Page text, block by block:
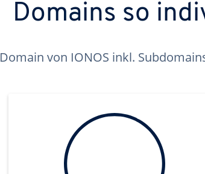
Domains so
Domain von IONOS inkl.